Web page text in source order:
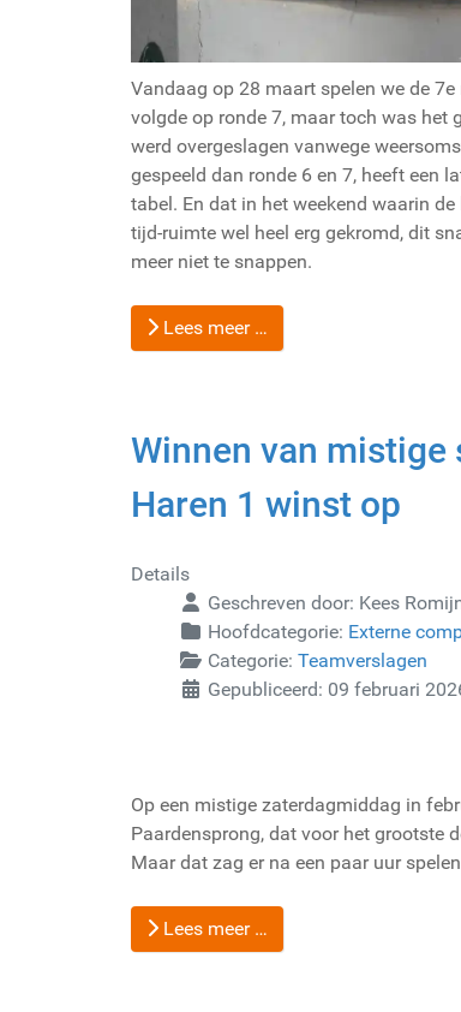
Vandaag op 28 maart spelen we de
volgde op ronde 7, maar toch was het
werd overgeslagen vanwege
gespeeld dan ronde 6 en 7, heeft een
tabel. En dat in het weekend waarin
tijd-ruimte wel heel erg gekromd, dit
meer niet te snappen.
Lees meer …
Winnen van
Haren 1 winst op
Details
Geschreven door: Kees
Hoofdcategorie: Externe
Categorie: Teamverslagen
Gepubliceerd: 09 februari
Op een mistige zaterdagmiddag in
Paardensprong, dat voor het grootste
Maar dat zag er na een paar uur
Lees meer …